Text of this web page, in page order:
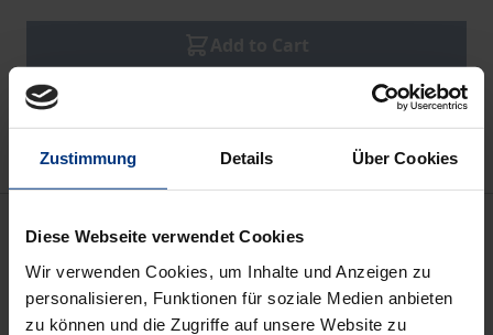
Zustimmung Details Über Cookies
Diese Webseite verwendet Cookies
Wir verwenden Cookies, um Inhalte und Anzeigen zu
personalisieren, Funktionen für soziale Medien anbieten
zu können und die Zugriffe auf unsere Website zu
Add to Wish List
Delivery cost notice
Das Werk stellt eine Arbeit zur Theoriegeschichte
des Völkerrechts im 20. Jahrhundert dar. Im Zentrum